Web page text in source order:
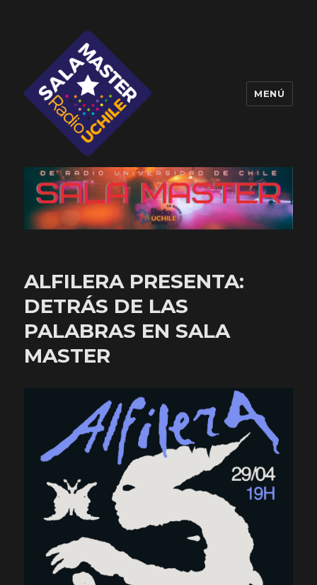
Sala Master
MENÚ
ALFILERA PRESENTA:
DETRÁS DE LAS
PALABRAS EN SALA
MASTER